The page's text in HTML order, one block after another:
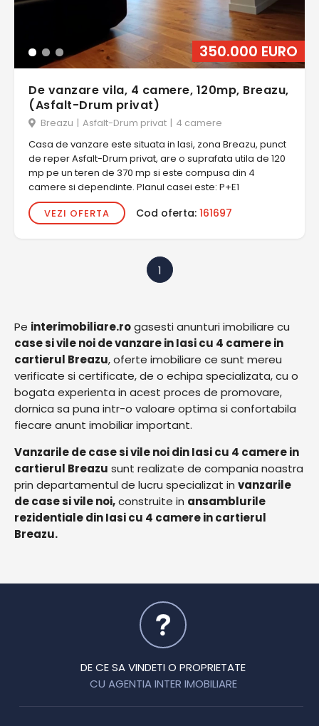
350.000 EURO
De vanzare vila, 4 camere, 120mp, Breazu,
(Asfalt-Drum privat)
Breazu | Asfalt-Drum privat | 4 camere
Casa de vanzare este situata in Iasi, zona Breazu, punct
de reper Asfalt-Drum privat, are o suprafata utila de 120
mp pe un teren de 370 mp si este compusa din 4
camere si dependinte. Planul casei este: P+E1
VEZI OFERTA
Cod oferta: 161697
1
Pe interimobiliare.rogasesti anunturi imobiliare cu
case si vile noi de vanzare in Iasi cu 4 camere in
cartierul Breazu, oferte imobiliare ce sunt mereu
verificate si certificate, de o echipa specializata, cu o
bogata experienta in acest proces de promovare,
dornica sa puna intr-o valoare optima si confortabila
fiecare anunt imobiliar important.
Vanzarile de case si vile noi din Iasi cu 4 camere in
cartierul Breazu sunt realizate de compania noastra
prin departamentul de lucru specializat in vanzarile
de case si vile noi,construite in ansamblurile
rezidentiale din Iasi cu 4 camere in cartierul
Breazu.
DE CE SA VINDETI O PROPRIETATE
CU AGENTIA INTER IMOBILIARE